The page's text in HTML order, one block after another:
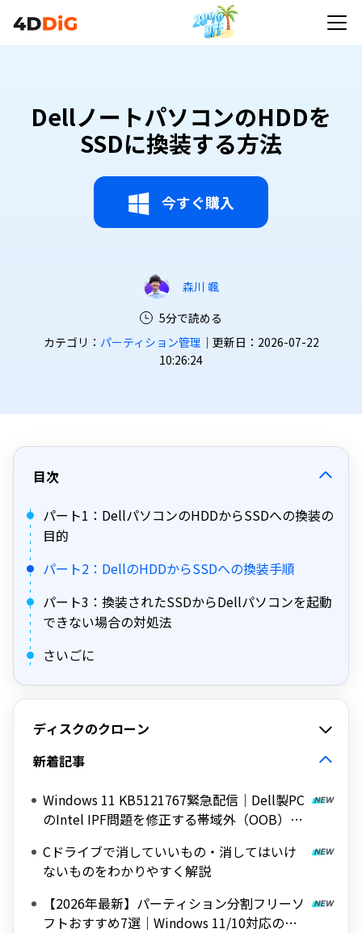
DellノートパソコンのHDDを
SSDに換装する方法
今すぐ購入
森川 颯
5分で読める
カテゴリ： パーティション管理 ｜更新日：2026-07-22
10:26:24
目次
パート1：DellパソコンのHDDからSSDへの換装の
目的
パート2：DellのHDDからSSDへの換装手順
パート3：換装されたSSDからDellパソコンを起動
できない場合の対処法
さいごに
ディスクのクローン
新着記事
Windows 11 KB5121767緊急配信｜Dell製PC
のIntel IPF問題を修正する帯域外（OOB）ア
Cドライブで消していいもの・消してはいけ
ないものをわかりやすく解説
【2026年最新】パーティション分割フリーソ
フトおすすめ7選｜Windows 11/10対応の無